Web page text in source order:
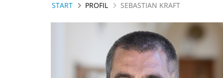
START PROFIL SEBASTIAN KRAFT